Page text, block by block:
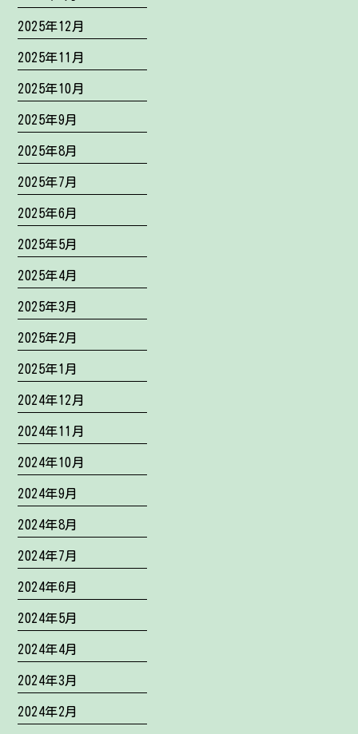
2025年12月
2025年11月
2025年10月
2025年9月
2025年8月
2025年7月
2025年6月
2025年5月
2025年4月
2025年3月
2025年2月
2025年1月
2024年12月
2024年11月
2024年10月
2024年9月
2024年8月
2024年7月
2024年6月
2024年5月
2024年4月
2024年3月
2024年2月